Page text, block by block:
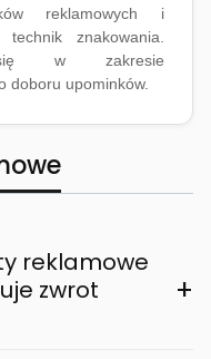
reklamowych i
technik znakowania.
w zakresie
doboru upominków.
reklamowe
zwrot
+